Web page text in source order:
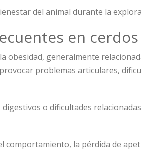
del animal durante la
en
generalmente
problemas articulares,
o dificultades
comportamiento, la pérdida de